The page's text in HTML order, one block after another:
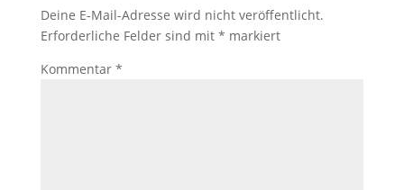
Deine E-Mail-Adresse wird nicht veröffentlicht.
Erforderliche Felder sind mit * markiert
Kommentar *